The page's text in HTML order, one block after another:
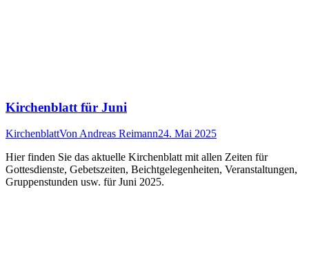
Kirchenblatt für Juni
KirchenblattVon Andreas Reimann24. Mai 2025
Hier finden Sie das aktuelle Kirchenblatt mit allen Zeiten für
Gottesdienste, Gebetszeiten, Beichtgelegenheiten, Veranstaltungen,
Gruppenstunden usw. für Juni 2025.